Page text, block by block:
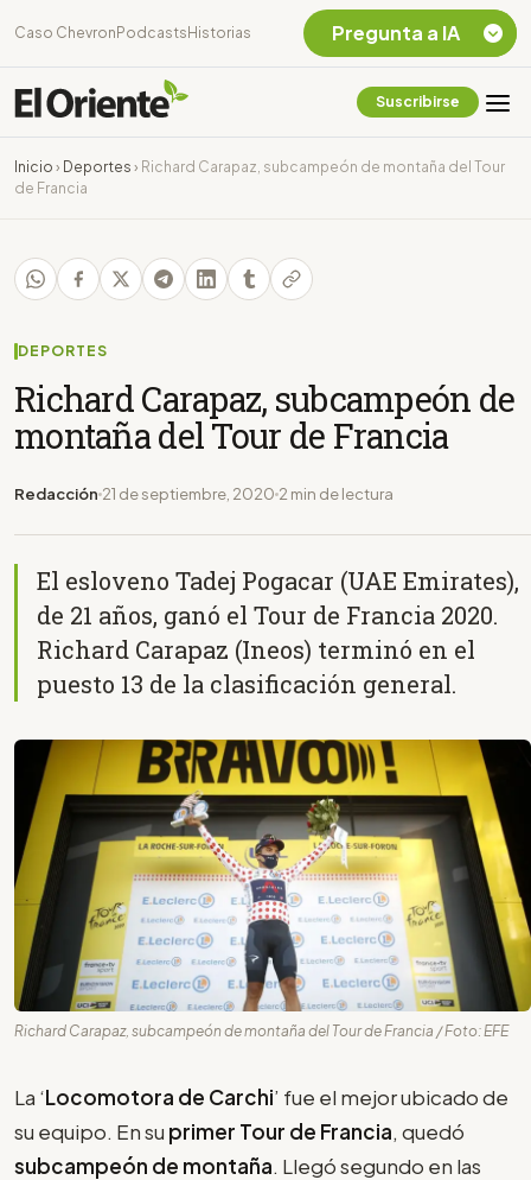
Caso Chevron Podcasts Historias
Suscribirse
Inicio › Deportes › Richard Carapaz, subcampeón de montaña del Tour
de Francia
DEPORTES
Richard Carapaz, subcampeón de
montaña del Tour de Francia
Redacción 21 de septiembre, 2020 2 min de lectura
El esloveno Tadej Pogacar (UAE Emirates),
de 21 años, ganó el Tour de Francia 2020.
Richard Carapaz (Ineos) terminó en el
puesto 13 de la clasificación general.
Richard Carapaz, subcampeón de montaña del Tour de Francia / Foto: EFE
La ‘Locomotora de Carchi’ fue el mejor ubicado de
su equipo. En su primer Tour de Francia, quedó
subcampeón de montaña. Llegó segundo en las
Pregunta a IA
Chevron Ecuador